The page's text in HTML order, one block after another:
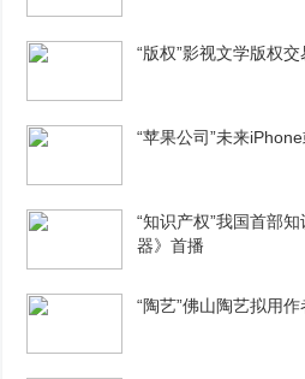
“版权”影视文学版权
“苹果公司”未来
“知识产权”我国首部
器》首播
“陶艺”佛山陶艺拟用